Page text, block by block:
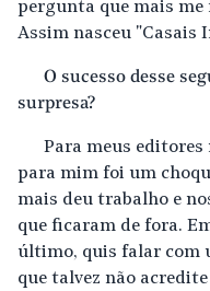
pergunta que mais
Assim nasceu "Casais
O sucesso desse
surpresa?
Para meus
para mim foi um
mais deu trabalho e
que ficaram de fora.
último, quis falar com
que talvez não